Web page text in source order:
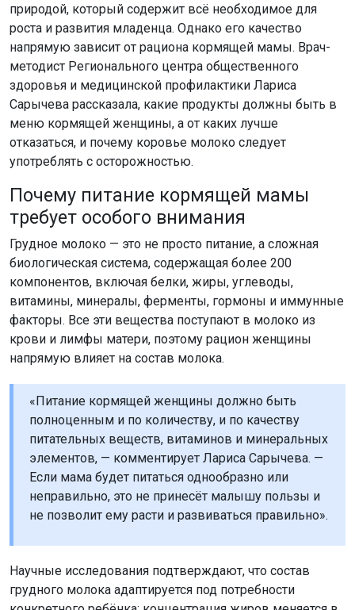
природой, который содержит всё необходимое для
роста и развития младенца. Однако его качество
напрямую зависит от рациона кормящей мамы. Врач-
методист Регионального центра общественного
здоровья и медицинской профилактики Лариса
Сарычева рассказала, какие продукты должны быть в
меню кормящей женщины, а от каких лучше
отказаться, и почему коровье молоко следует
употреблять с осторожностью.
Почему питание кормящей мамы
требует особого внимания
Грудное молоко — это не просто питание, а сложная
биологическая система, содержащая более 200
компонентов, включая белки, жиры, углеводы,
витамины, минералы, ферменты, гормоны и иммунные
факторы. Все эти вещества поступают в молоко из
крови и лимфы матери, поэтому рацион женщины
напрямую влияет на состав молока.
«Питание кормящей женщины должно быть
полноценным и по количеству, и по качеству
питательных веществ, витаминов и минеральных
элементов, — комментирует Лариса Сарычева. —
Если мама будет питаться однообразно или
неправильно, это не принесёт малышу пользы и
не позволит ему расти и развиваться правильно».
Научные исследования подтверждают, что состав
грудного молока адаптируется под потребности